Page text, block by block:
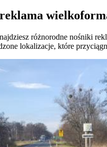
różnorodne nośniki
lokalizacje, które